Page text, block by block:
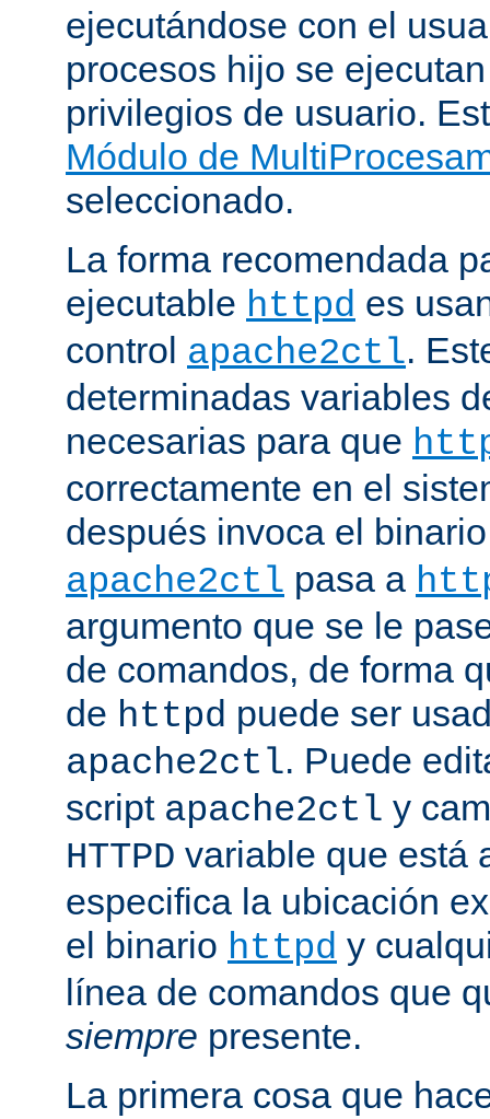
ejecutándose con el
procesos hijo se
privilegios de usuario.
Módulo de
seleccionado.
La forma recomendada
ejecutable httpd es
control apache2ctl.
determinadas variables
necesarias para que
correctamente en el
después invoca el
apache2ctl pasa a
argumento que se le
de comandos, de forma
de httpd puede ser
apache2ctl. Puede
script apache2ctl y
HTTPD variable que está
especifica la ubicación
el binario httpd y
línea de comandos que
siempre presente.
La primera cosa que